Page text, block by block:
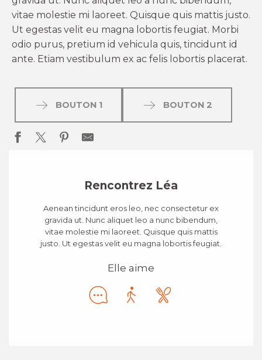
vitae molestie mi laoreet. Quisque quis mattis justo.
Ut egestas velit eu magna lobortis feugiat. Morbi
odio purus, pretium id vehicula quis, tincidunt id
ante. Etiam vestibulum ex ac felis lobortis placerat.
BOUTON 1 BOUTON 2
Rencontrez Léa
Aenean tincidunt eros leo, nec consectetur ex
gravida ut. Nunc aliquet leo a nunc bibendum,
vitae molestie mi laoreet. Quisque quis mattis
justo. Ut egestas velit eu magna lobortis feugiat.
Elle aime